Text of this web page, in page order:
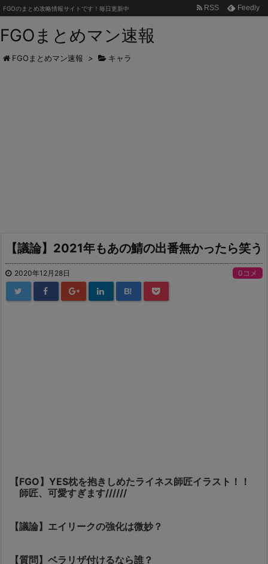
FGOまとめマン速報
FGOのまとめ攻略情報サイトです！毎日更新中 RSS Feedly
FGOまとめマン速報 > キャラ
【議論】2021年もあの鯖の出番無かったら笑う
2020年12月28日 0コメ
B!
【FGO】YES枕を抱きしめたライネス師匠イラスト！！
師匠、可愛すぎます//////
【議論】エイリークの強化は微妙？
【質問】ベラリザ付けるなら誰？